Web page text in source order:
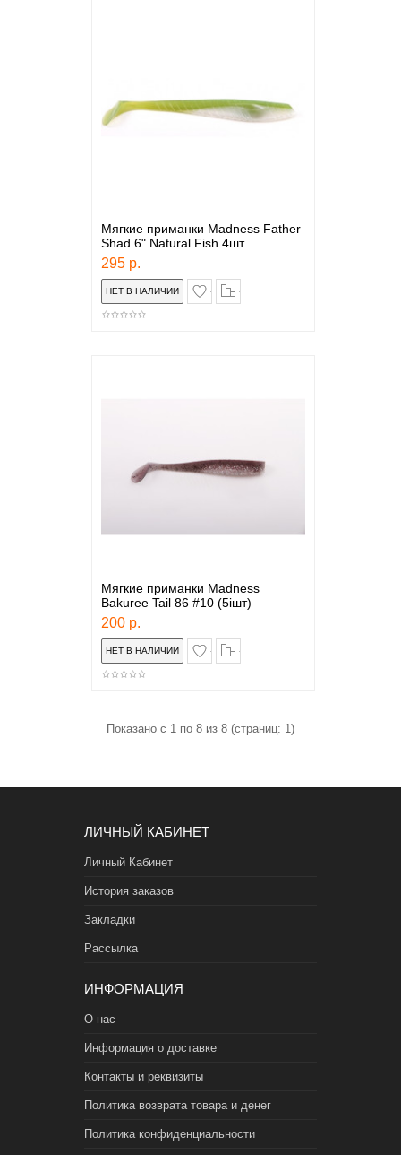
Мягкие приманки Madness Father
Shad 6" Natural Fish 4шт
295 р.
в закладки
Мягкие приманки Madness
Bakuree Tail 86 #10 (5iшт)
200 р.
в закладки
Показано с 1 по 8 из 8 (страниц: 1)
ЛИЧНЫЙ КАБИНЕТ
Личный Кабинет
История заказов
Закладки
Рассылка
ИНФОРМАЦИЯ
О нас
Информация о доставке
Контакты и реквизиты
Политика возврата товара и денег
Политика конфиденциальности